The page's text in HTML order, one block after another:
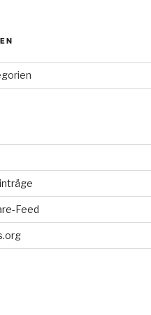
Feed